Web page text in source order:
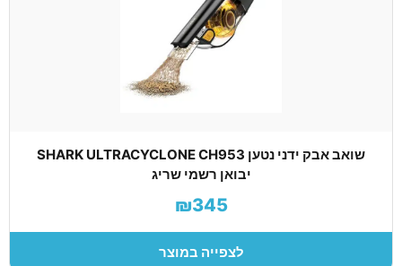
שואב אבק ידני נטען SHARK ULTRACYCLONE CH953
יבואן רשמי שריג
₪345
לצפייה במוצר